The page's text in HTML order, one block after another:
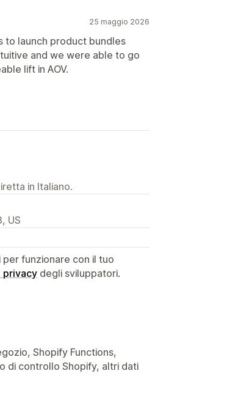
25 maggio 2026
to launch product bundles
and we were able to go
lift in AOV.
in Italiano.
US
funzionare con il tuo
privacy degli sviluppatori.
Shopify Functions,
di controllo Shopify, altri dati